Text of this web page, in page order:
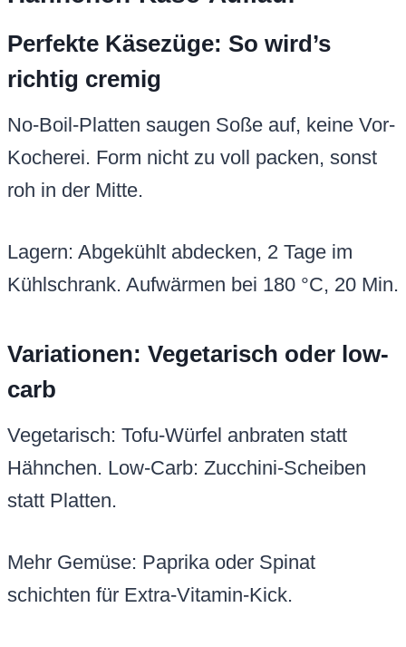
Perfekte Käsezüge: So wird’s
richtig cremig
No-Boil-Platten saugen Soße auf, keine Vor-
Kocherei. Form nicht zu voll packen, sonst
roh in der Mitte.
Lagern: Abgekühlt abdecken, 2 Tage im
Kühlschrank. Aufwärmen bei 180 °C, 20 Min.
Variationen: Vegetarisch oder low-
carb
Vegetarisch: Tofu-Würfel anbraten statt
Hähnchen. Low-Carb: Zucchini-Scheiben
statt Platten.
Mehr Gemüse: Paprika oder Spinat
schichten für Extra-Vitamin-Kick.